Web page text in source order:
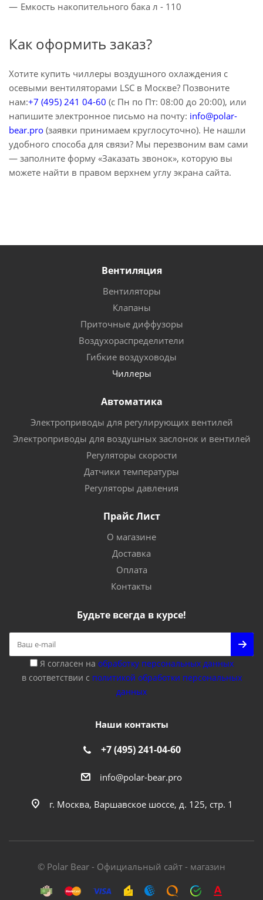
Емкость накопительного бака л - 110
Как оформить заказ?
Хотите купить чиллеры воздушного охлаждения с
осевыми вентиляторами LSC в Москве? Позвоните
нам:+7 (495) 241 04-60 (с Пн по Пт: 08:00 до 20:00), или
напишите электронное письмо на почту: info@polar-
bear.pro (заявки принимаем круглосуточно). Не нашли
удобного способа для связи? Мы перезвоним вам сами
— заполните форму «Заказать звонок», которую вы
можете найти в правом верхнем углу экрана сайта.
Вентиляция
Вентиляторы
Клапаны
Приточные диффузоры
Воздухораспределители
Гибкие воздуховоды
Чиллеры
Автоматика
Электроприводы для регулирующих вентилей
Электроприводы для воздушных заслонок и вентилей
Регуляторы скорости
Датчики температуры
Регуляторы давления
Прайс Лист
О магазине
Доставка
Оплата
Контакты
Будьте всегда в курсе!
Я согласен на обработку персональных данных
в соответствии с политикой обработки персональных
данных
Наши контакты
+7 (495) 241-04-60
info@polar-bear.pro
г. Москва, Варшавское шоссе, д. 125, стр. 1
© Polar Bear - Официальный сайт - магазин